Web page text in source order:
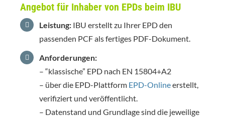
Angebot für Inhaber von EPDs beim IBU
Leistung: IBU erstellt zu Ihrer EPD den
passenden PCF als fertiges PDF-Dokument.
Anforderungen:
– “klassische” EPD nach EN 15804+A2
– über die EPD-Plattform EPD-Onlineerstellt,
verifiziert und veröffentlicht.
– Datenstand und Grundlage sind die jeweilige